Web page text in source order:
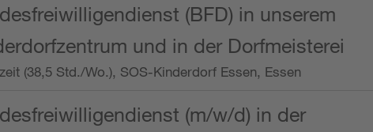
(BFD) in unserem
und in der Dorfmeisterei
(38,5 Std./Wo.), SOS-Kinderdorf Essen, Essen
(m/w/d) in der